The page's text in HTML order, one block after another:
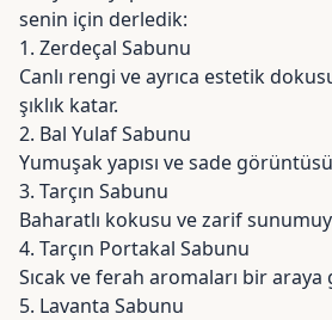
senin için derledik:
1. Zerdeçal Sabunu
Canlı rengi ve ayrıca estetik
şıklık katar.
2. Bal Yulaf Sabunu
Yumuşak yapısı ve sade
3. Tarçın Sabunu
Baharatlı kokusu ve zarif
4. Tarçın Portakal Sabunu
Sıcak ve ferah aromaları bir araya
5. Lavanta Sabunu